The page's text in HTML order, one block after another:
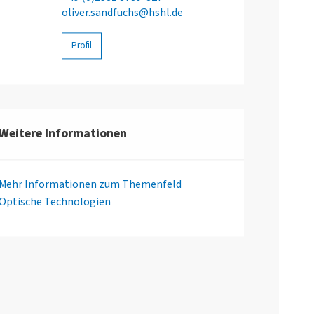
oliver.sandfuchs@hshl.de
Profil
Informationen
Informationen zum Themenfeld
Technologien